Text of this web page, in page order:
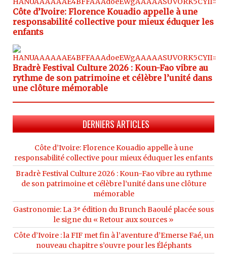
Côte d’Ivoire: Florence Kouadio appelle à une
responsabilité collective pour mieux éduquer les
enfants
Bradrè Festival Culture 2026 : Koun-Fao vibre au
rythme de son patrimoine et célèbre l’unité dans
une clôture mémorable
DERNIERS ARTICLES
Côte d’Ivoire: Florence Kouadio appelle à une
responsabilité collective pour mieux éduquer les enfants
Bradrè Festival Culture 2026 : Koun-Fao vibre au rythme
de son patrimoine et célèbre l’unité dans une clôture
mémorable
Gastronomie: La 3ᵉ édition du Brunch Baoulé placée sous
le signe du « Retour aux sources »
Côte d’Ivoire : la FIF met fin à l’aventure d’Emerse Faé, un
nouveau chapitre s’ouvre pour les Éléphants